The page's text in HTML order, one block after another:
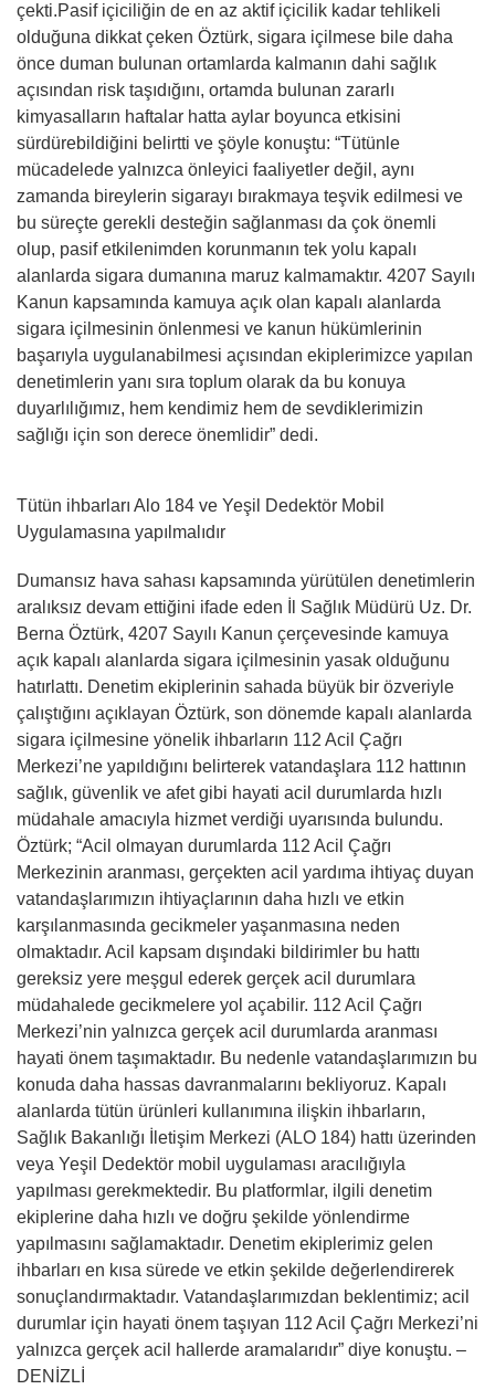
çekti.Pasif içiciliğin de en az aktif içicilik kadar tehlikeli
olduğuna dikkat çeken Öztürk, sigara içilmese bile daha
önce duman bulunan ortamlarda kalmanın dahi sağlık
açısından risk taşıdığını, ortamda bulunan zararlı
kimyasalların haftalar hatta aylar boyunca etkisini
sürdürebildiğini belirtti ve şöyle konuştu: “Tütünle
mücadelede yalnızca önleyici faaliyetler değil, aynı
zamanda bireylerin sigarayı bırakmaya teşvik edilmesi ve
bu süreçte gerekli desteğin sağlanması da çok önemli
olup, pasif etkilenimden korunmanın tek yolu kapalı
alanlarda sigara dumanına maruz kalmamaktır. 4207 Sayılı
Kanun kapsamında kamuya açık olan kapalı alanlarda
sigara içilmesinin önlenmesi ve kanun hükümlerinin
başarıyla uygulanabilmesi açısından ekiplerimizce yapılan
denetimlerin yanı sıra toplum olarak da bu konuya
duyarlılığımız, hem kendimiz hem de sevdiklerimizin
sağlığı için son derece önemlidir” dedi.
Tütün ihbarları Alo 184 ve Yeşil Dedektör Mobil
Uygulamasına yapılmalıdır
Dumansız hava sahası kapsamında yürütülen denetimlerin
aralıksız devam ettiğini ifade eden İl Sağlık Müdürü Uz. Dr.
Berna Öztürk, 4207 Sayılı Kanun çerçevesinde kamuya
açık kapalı alanlarda sigara içilmesinin yasak olduğunu
hatırlattı. Denetim ekiplerinin sahada büyük bir özveriyle
çalıştığını açıklayan Öztürk, son dönemde kapalı alanlarda
sigara içilmesine yönelik ihbarların 112 Acil Çağrı
Merkezi’ne yapıldığını belirterek vatandaşlara 112 hattının
sağlık, güvenlik ve afet gibi hayati acil durumlarda hızlı
müdahale amacıyla hizmet verdiği uyarısında bulundu.
Öztürk; “Acil olmayan durumlarda 112 Acil Çağrı
Merkezinin aranması, gerçekten acil yardıma ihtiyaç duyan
vatandaşlarımızın ihtiyaçlarının daha hızlı ve etkin
karşılanmasında gecikmeler yaşanmasına neden
olmaktadır. Acil kapsam dışındaki bildirimler bu hattı
gereksiz yere meşgul ederek gerçek acil durumlara
müdahalede gecikmelere yol açabilir. 112 Acil Çağrı
Merkezi’nin yalnızca gerçek acil durumlarda aranması
hayati önem taşımaktadır. Bu nedenle vatandaşlarımızın bu
konuda daha hassas davranmalarını bekliyoruz. Kapalı
alanlarda tütün ürünleri kullanımına ilişkin ihbarların,
Sağlık Bakanlığı İletişim Merkezi (ALO 184) hattı üzerinden
veya Yeşil Dedektör mobil uygulaması aracılığıyla
yapılması gerekmektedir. Bu platformlar, ilgili denetim
ekiplerine daha hızlı ve doğru şekilde yönlendirme
yapılmasını sağlamaktadır. Denetim ekiplerimiz gelen
ihbarları en kısa sürede ve etkin şekilde değerlendirerek
sonuçlandırmaktadır. Vatandaşlarımızdan beklentimiz; acil
durumlar için hayati önem taşıyan 112 Acil Çağrı Merkezi’ni
yalnızca gerçek acil hallerde aramalarıdır” diye konuştu. –
DENİZLİ